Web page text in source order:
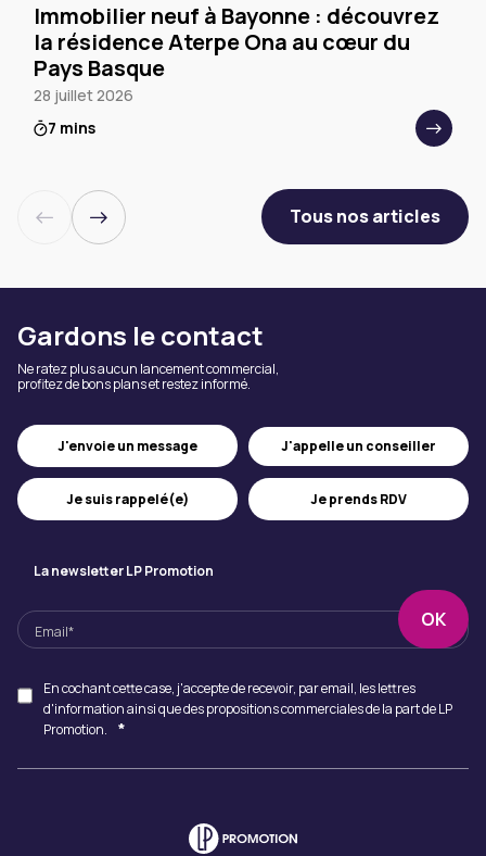
Tous nos articles
Immobilier neuf à Bayonne : découvrez
la résidence Aterpe Ona au cœur du
Pays Basque
28 juillet 2026
7 mins
Gardons le contact
Ne ratez plus aucun lancement commercial,
profitez de bons plans et restez informé.
J'envoie un message J'appelle un conseiller
Je suis rappelé(e) Je prends RDV
La newsletter LP Promotion
En cochant cette case, j'accepte de recevoir, par email, les lettres
d'information ainsi que des propositions commerciales de la part de LP
Promotion.
*